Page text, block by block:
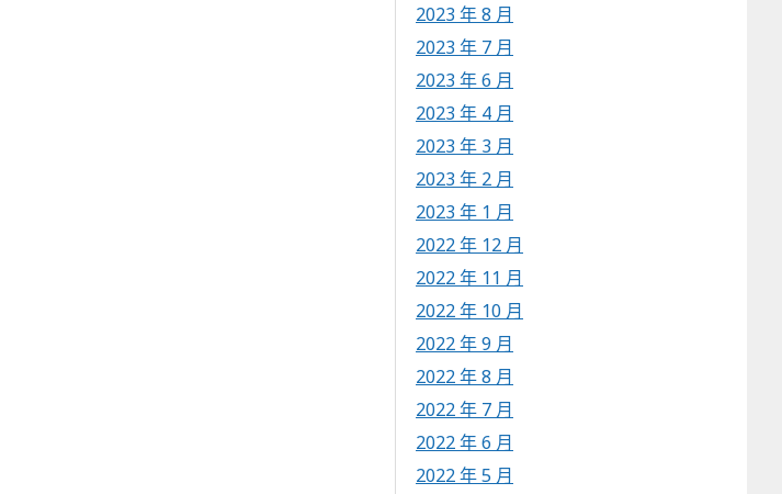
2023 年 8 月
2023 年 7 月
2023 年 6 月
2023 年 4 月
2023 年 3 月
2023 年 2 月
2023 年 1 月
2022 年 12 月
2022 年 11 月
2022 年 10 月
2022 年 9 月
2022 年 8 月
2022 年 7 月
2022 年 6 月
2022 年 5 月